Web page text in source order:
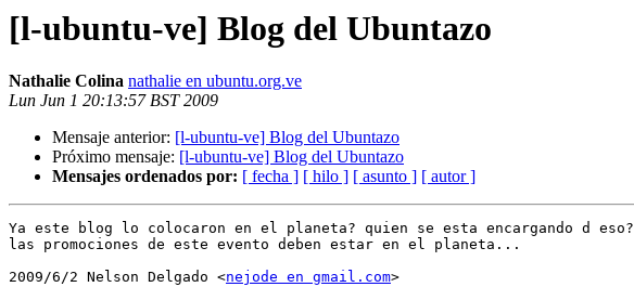
[l-ubuntu-ve] Blog del Ubuntazo
Nathalie Colina nathalie en ubuntu.org.ve
Lun Jun 1 20:13:57 BST 2009
Mensaje anterior: [l-ubuntu-ve] Blog del Ubuntazo
Próximo mensaje: [l-ubuntu-ve] Blog del Ubuntazo
Mensajes ordenados por: [ fecha ] [ hilo ] [ asunto ] [ autor ]
Ya este blog lo colocaron en el planeta? quien se esta encargando d eso?
las promociones de este evento deben estar en el planeta...
2009/6/2 Nelson Delgado <nejode en gmail.com>